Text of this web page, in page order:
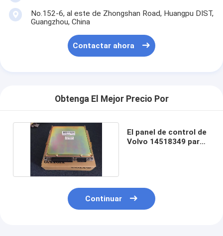
No.152-6, al este de Zhongshan Road, Huangpu DIST,
Guangzhou, China
Contactar ahora
Obtenga El Mejor Precio Por
El panel de control de
Volvo 14518349 para
Continuar